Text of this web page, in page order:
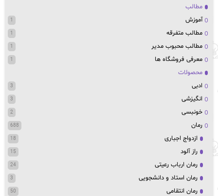
مطالب
آموزش
1
مطالب متفرقه 1
مطالب محبوب مدیر 1
معرفی فروشگاه ها 1
محصولات
ادبی
3
انگیزشی 3
خونبسی 2
رمان 688
ازدواج اجباری 18
راز آلود 15
رمان ارباب رعیتی 24
رمان استاد و دانشجویی 3
رمان انتقامی 50